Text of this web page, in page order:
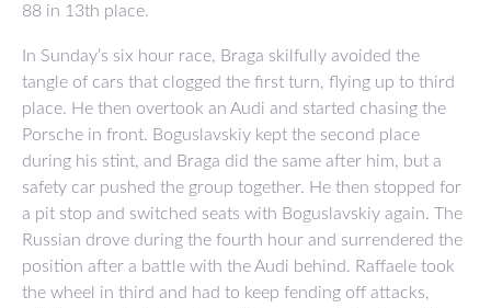
88 in 13th place.
In Sunday’s six hour race, Braga skilfully avoided the
tangle of cars that clogged the first turn, flying up to third
place. He then overtook an Audi and started chasing the
Porsche in front. Boguslavskiy kept the second place
during his stint, and Braga did the same after him, but a
safety car pushed the group together. He then stopped for
a pit stop and switched seats with Boguslavskiy again. The
Russian drove during the fourth hour and surrendered the
position after a battle with the Audi behind. Raffaele took
the wheel in third and had to keep fending off attacks,